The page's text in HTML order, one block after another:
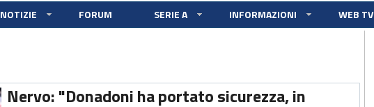
NOTIZIE FORUM SERIE A INFORMAZIONI WEB TV
Nervo: "Donadoni ha portato sicurezza, in